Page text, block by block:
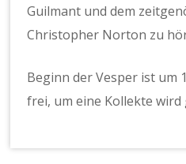
Guilmant und dem
Christopher Norton zu
Beginn der Vesper ist um
frei, um eine Kollekte wird